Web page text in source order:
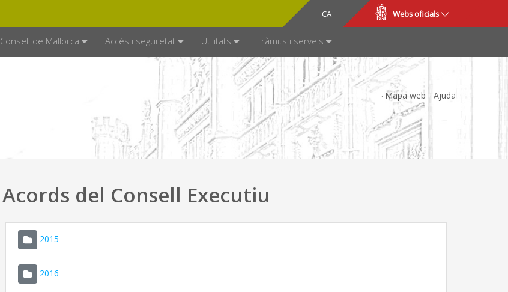
CA
ES Webs oficials
Consell de Mallorca Accés i seguretat Utilitats Tràmits i serveis
Mapa web Ajuda
Acords del Consell Executiu
2015
2016